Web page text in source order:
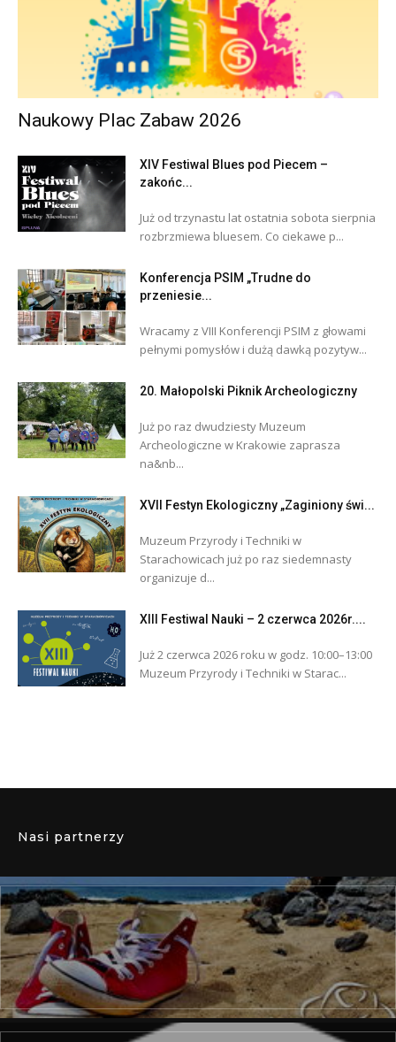
Naukowy Plac Zabaw 2026
XIV Festiwal Blues pod Piecem –
zakońc...
Już od trzynastu lat ostatnia sobota sierpnia
rozbrzmiewa bluesem. Co ciekawe p...
Konferencja PSIM „Trudne do
przeniesie...
Wracamy z VIII Konferencji PSIM z głowami
pełnymi pomysłów i dużą dawką pozytyw...
20. Małopolski Piknik Archeologiczny
Już po raz dwudziesty Muzeum
Archeologiczne w Krakowie zaprasza
na&nb...
XVII Festyn Ekologiczny „Zaginiony świ...
Muzeum Przyrody i Techniki w
Starachowicach już po raz siedemnasty
organizuje d...
XIII Festiwal Nauki – 2 czerwca 2026r....
Już 2 czerwca 2026 roku w godz. 10:00–13:00
Muzeum Przyrody i Techniki w Starac...
Nasi partnerzy